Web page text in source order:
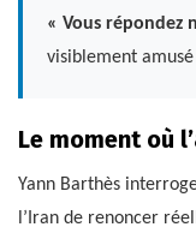
« Vous répondez
visiblement
Le moment où
Yann Barthès
l’Iran de renoncer